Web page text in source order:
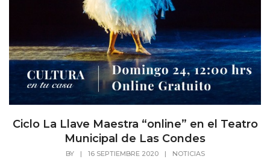
Ciclo La Llave Maestra “online” en el Teatro
Municipal de Las Condes
BY | 16 SEPTIEMBRE 2020 | NOTICIAS